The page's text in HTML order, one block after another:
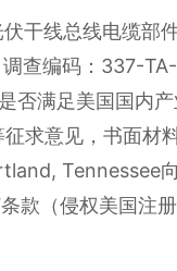
干线总线电缆部
查编码：337-
否满足美国国内
求意见，书面材
Tennessee
款（侵权美国注册